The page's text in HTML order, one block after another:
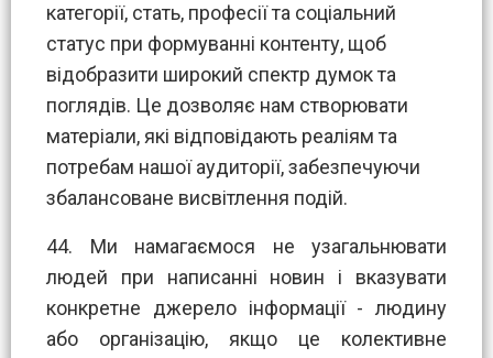
категорії, стать, професії та соціальний
статус при формуванні контенту, щоб
відобразити широкий спектр думок та
поглядів. Це дозволяє нам створювати
матеріали, які відповідають реаліям та
потребам нашої аудиторії, забезпечуючи
збалансоване висвітлення подій.
44. Ми намагаємося не узагальнювати
людей при написанні новин і вказувати
конкретне джерело інформації - людину
або організацію, якщо це колективне